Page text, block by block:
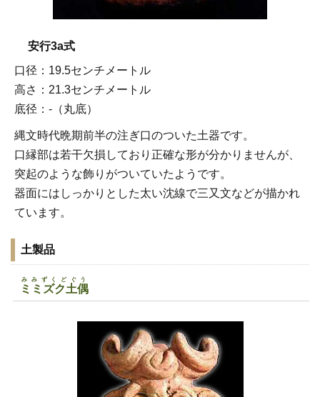
安行3a式
口径：19.5センチメートル
高さ：21.3センチメートル
底径：-（丸底）
縄文時代晩期前半の注ぎ口のついた土器です。
口縁部は若干欠損しており正確な形が分かりませんが、
突起のような飾りがついていたようです。
器面にはしっかりとした太い沈線で三又文などが描かれ
ています。
土製品
ミミズク土偶
みみずくどぐう